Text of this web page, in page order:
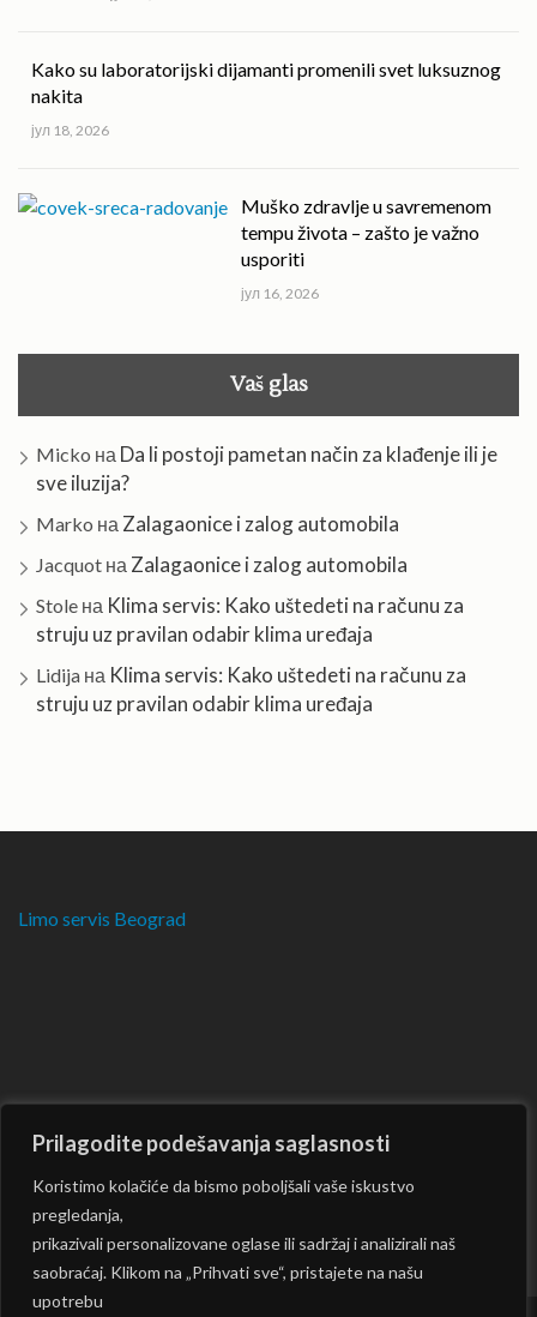
Prilagodite podešavanja saglasnosti
Koristimo kolačiće da bismo poboljšali vaše iskustvo
pregledanja,
prikazivali personalizovane oglase ili sadržaj i analizirali naš
saobraćaj. Klikom na „Prihvati sve“, pristajete na našu
upotrebu
Kako su laboratorijski dijamanti promenili svet luksuznog
nakita
јул 18, 2026
Muško zdravlje u savremenom
tempu života – zašto je važno
usporiti
јул 16, 2026
Vaš glas
Micko на Da li postoji pametan način za klađenje ili je
sve iluzija?
Marko на Zalagaonice i zalog automobila
Jacquot на Zalagaonice i zalog automobila
Stole на Klima servis: Kako uštedeti na računu za
struju uz pravilan odabir klima uređaja
Lidija на Klima servis: Kako uštedeti na računu za
struju uz pravilan odabir klima uređaja
Limo servis Beograd